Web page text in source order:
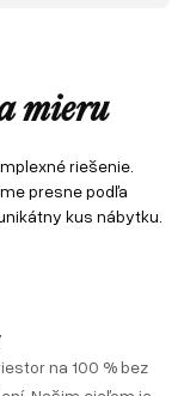
mieru
riešenie.
presne podľa
kus nábytku.
na 100 % bez